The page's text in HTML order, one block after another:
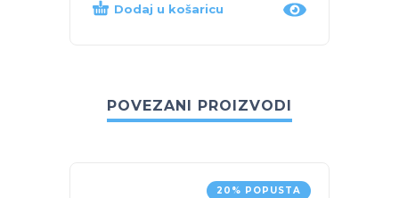
Dodaj u košaricu
POVEZANI PROIZVODI
20% POPUSTA